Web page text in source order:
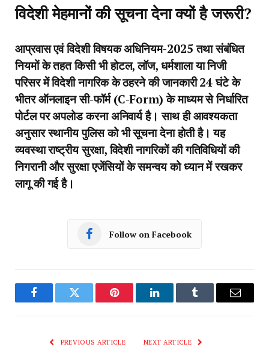
विदेशी मेहमानों की सूचना देना क्यों है जरूरी?
आप्रवास एवं विदेशी विषयक अधिनियम-2025 तथा संबंधित
नियमों के तहत किसी भी होटल, लॉज, धर्मशाला या निजी
परिसर में विदेशी नागरिक के ठहरने की जानकारी 24 घंटे के
भीतर ऑनलाइन सी-फॉर्म (C-Form) के माध्यम से निर्धारित
पोर्टल पर अपलोड करना अनिवार्य है। साथ ही आवश्यकता
अनुसार स्थानीय पुलिस को भी सूचना देना होती है। यह
व्यवस्था राष्ट्रीय सुरक्षा, विदेशी नागरिकों की गतिविधियों की
निगरानी और सुरक्षा एजेंसियों के समन्वय को ध्यान में रखकर
लागू की गई है।
Follow on Facebook
FacebookTwitter Pinterest LinkedInTumblr Email
PREVIOUS ARTICLE NEXT ARTICLE